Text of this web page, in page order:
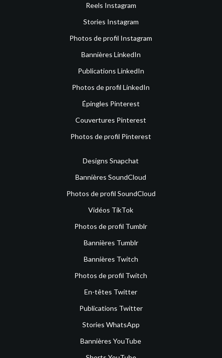
Reels Instagram
Stories Instagram
Photos de profil Instagram
Bannières LinkedIn
Publications LinkedIn
Photos de profil LinkedIn
Épingles Pinterest
Couvertures Pinterest
Photos de profil Pinterest
Designs Snapchat
Bannières SoundCloud
Photos de profil SoundCloud
Vidéos TikTok
Photos de profil Tumblr
Bannières Tumblr
Bannières Twitch
Photos de profil Twitch
En-têtes Twitter
Publications Twitter
Stories WhatsApp
Bannières YouTube